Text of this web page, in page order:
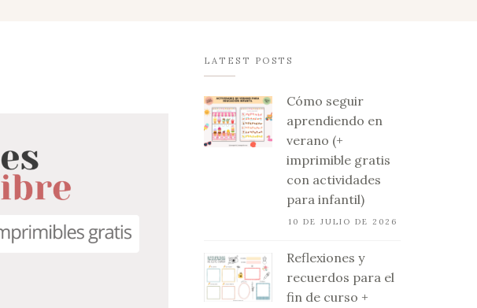
LATEST POSTS
Cómo seguir
aprendiendo en
verano (+
imprimible gratis
con actividades
para infantil)
10 DE JULIO DE 2026
Reflexiones y
recuerdos para el
fin de curso +